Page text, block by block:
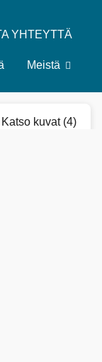
YHTEYTTÄ
Meistä
Katso kuvat (4)